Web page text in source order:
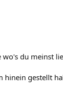
du meinst
hinein gestellt